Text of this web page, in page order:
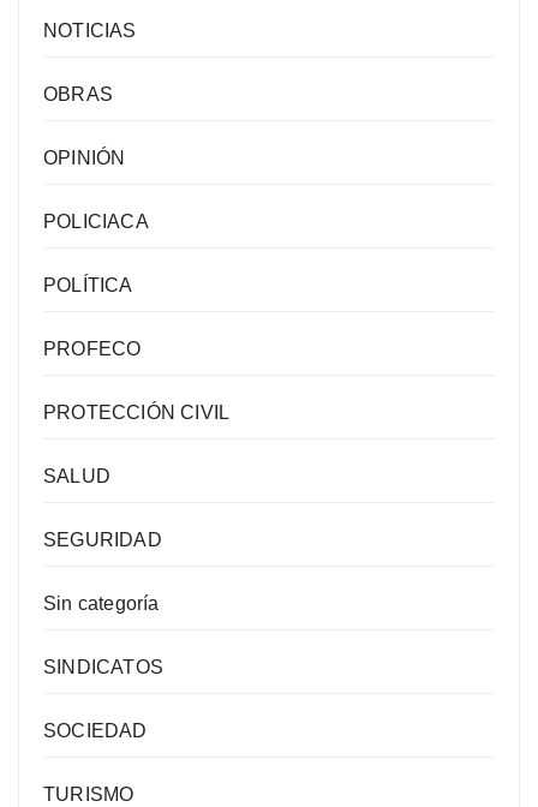
NOTICIAS
OBRAS
OPINIÓN
POLICIACA
POLÍTICA
PROFECO
PROTECCIÓN CIVIL
SALUD
SEGURIDAD
Sin categoría
SINDICATOS
SOCIEDAD
TURISMO